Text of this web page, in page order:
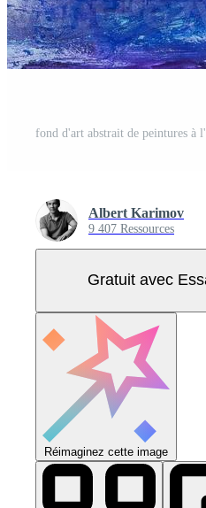
Albert Karimov
9 407 Ressources
Gratuit avec
Réimaginez cette image